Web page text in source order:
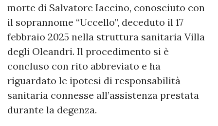
morte di Salvatore Iaccino, conosciuto con
il soprannome “Uccello”, deceduto il 17
febbraio 2025 nella struttura sanitaria Villa
degli Oleandri. Il procedimento si è
concluso con rito abbreviato e ha
riguardato le ipotesi di responsabilità
sanitaria connesse all’assistenza prestata
durante la degenza.